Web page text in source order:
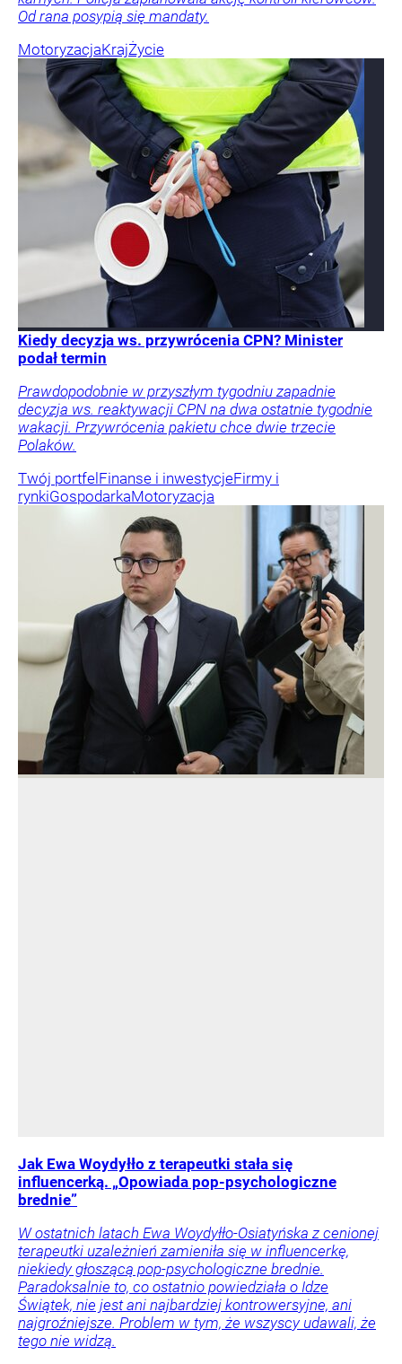
Od rana posypią się mandaty.
MotoryzacjaKrajŻycie
Kiedy decyzja ws. przywrócenia CPN? Minister
podał termin
Prawdopodobnie w przyszłym tygodniu zapadnie
decyzja ws. reaktywacji CPN na dwa ostatnie tygodnie
wakacji. Przywrócenia pakietu chce dwie trzecie
Polaków.
Twój portfel Finanse i inwestycjeFirmy i
rynkiGospodarkaMotoryzacja
Jak Ewa Woydyłło z terapeutki stała się
influencerką. „Opowiada pop-psychologiczne
brednie”
W ostatnich latach Ewa Woydyłło-Osiatyńska z cenionej
terapeutki uzależnień zamieniła się w influencerkę,
niekiedy głoszącą pop-psychologiczne brednie.
Paradoksalnie to, co ostatnio powiedziała o Idze
Świątek, nie jest ani najbardziej kontrowersyjne, ani
najgroźniejsze. Problem w tym, że wszyscy udawali, że
tego nie widzą.